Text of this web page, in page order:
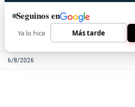
6/8/2026
Seguinos en
Ya lo hice Más tarde